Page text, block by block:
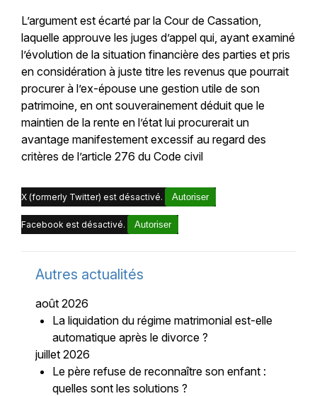
L’argument est écarté par la Cour de Cassation,
laquelle approuve les juges d’appel qui, ayant examiné
l’évolution de la situation financière des parties et pris
en considération à juste titre les revenus que pourrait
procurer à l’ex-épouse une gestion utile de son
patrimoine, en ont souverainement déduit que le
maintien de la rente en l’état lui procurerait un
avantage manifestement excessif au regard des
critères de l’article 276 du Code civil
X (formerly Twitter) est désactivé. Autoriser
Facebook est désactivé. Autoriser
Autres actualités
août 2026
La liquidation du régime matrimonial est-elle
automatique après le divorce ?
juillet 2026
Le père refuse de reconnaître son enfant :
quelles sont les solutions ?